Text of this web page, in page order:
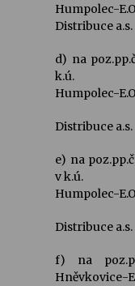
Humpolec-
Distribuce a.s.
d) na
k.ú.
Humpolec-
Distribuce a.s.
e) na
v k.ú.
Humpolec-
Distribuce a.s.
f) na
Hněvkovice-